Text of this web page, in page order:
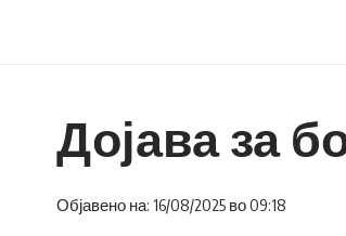
Дојава за
Објавено на: 16/08/2025 во 09:18